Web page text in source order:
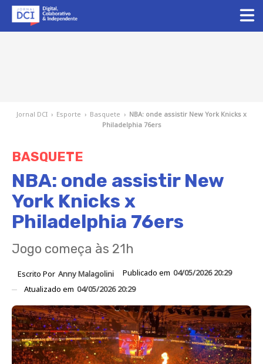
Jornal DCI › Esporte › Basquete › NBA: onde assistir New York Knicks x
Philadelphia 76ers
BASQUETE
NBA: onde assistir New
York Knicks x
Philadelphia 76ers
Jogo começa às 21h
Escrito Por Anny Malagolini Publicado em 04/05/2026 20:29
Atualizado em 04/05/2026 20:29